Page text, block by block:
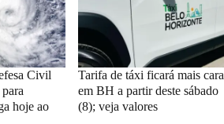
Civil
hoje ao
Tarifa de táxi ficará mais cara
em BH a partir deste sábado
(8); veja valores